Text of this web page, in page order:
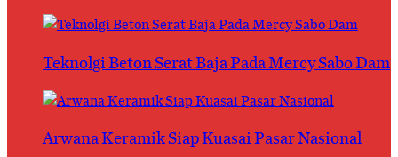
Teknolgi Beton Serat Baja Pada Mercy Sabo Dam
Arwana Keramik Siap Kuasai Pasar Nasional